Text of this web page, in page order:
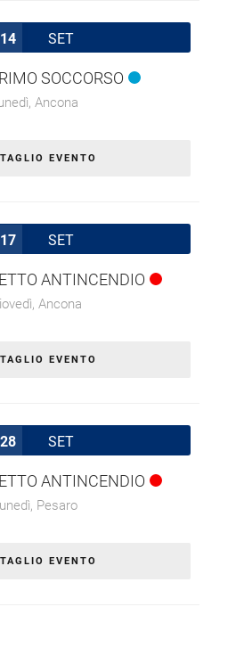
14 SET
SOCCORSO
Ancona
EVENTO
17 SET
ANTINCENDIO
Ancona
EVENTO
28 SET
ANTINCENDIO
lunedì, Pesaro
EVENTO